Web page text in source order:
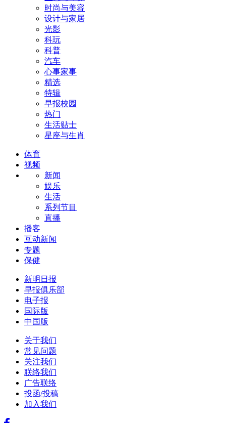
时尚与美容
设计与家居
光影
科玩
科普
汽车
心事家事
精选
特辑
早报校园
热门
生活贴士
星座与生肖
体育
视频
新闻
娱乐
生活
系列节目
直播
播客
互动新闻
专题
保健
新明日报
早报俱乐部
电子报
国际版
中国版
关于我们
常见问题
关注我们
联络我们
广告联络
投函/投稿
加入我们